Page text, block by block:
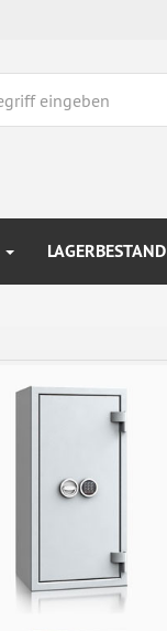
LAGERBESTAND